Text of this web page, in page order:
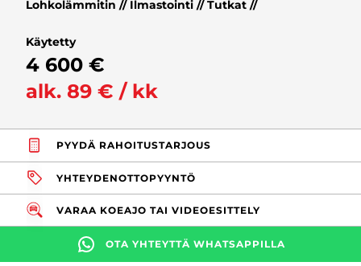
Lohkolämmitin // Ilmastointi // Tutkat //
Käytetty
4 600 €
alk. 89 € / kk
PYYDÄ RAHOITUSTARJOUS
YHTEYDENOTTOPYYNTÖ
VARAA KOEAJO TAI VIDEOESITTELY
OTA YHTEYTTÄ WHATSAPPILLA